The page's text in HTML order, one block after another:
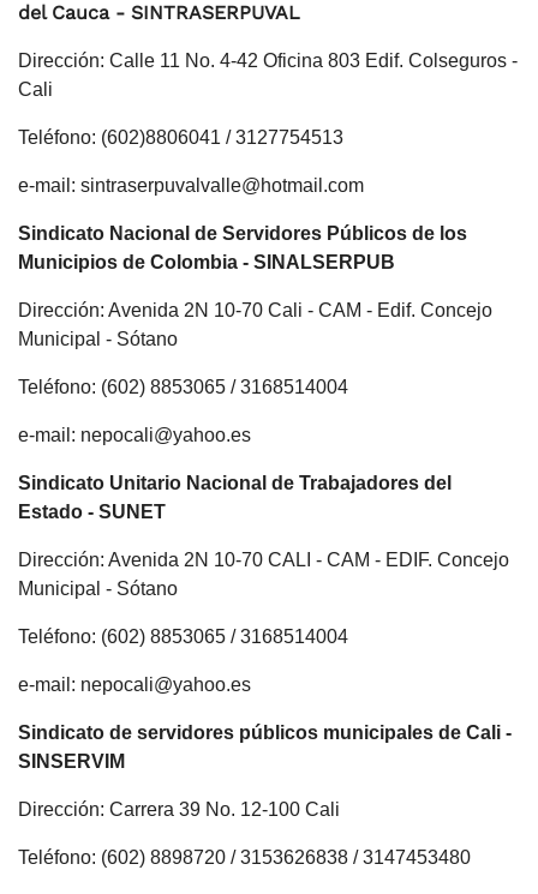
del Cauca - SINTRASERPUVAL
Dirección: Calle 11 No. 4-42 Oficina 803 Edif. Colseguros -
Cali
Teléfono: (602)8806041 / 3127754513
e-mail: sintraserpuvalvalle@hotmail.com
Sindicato Nacional de Servidores Públicos de los
Municipios de Colombia - SINALSERPUB
Dirección: Avenida 2N 10-70 Cali - CAM - Edif. Concejo
Municipal - Sótano
Teléfono: (602) 8853065 / 3168514004
e-mail: nepocali@yahoo.es
Sindicato Unitario Nacional de Trabajadores del
Estado - SUNET
Dirección: Avenida 2N 10-70 CALI - CAM - EDIF. Concejo
Municipal - Sótano
Teléfono: (602) 8853065 / 3168514004
e-mail: nepocali@yahoo.es
Sindicato de servidores públicos municipales de Cali -
SINSERVIM
Dirección: Carrera 39 No. 12-100 Cali
Teléfono: (602) 8898720 / 3153626838 / 3147453480